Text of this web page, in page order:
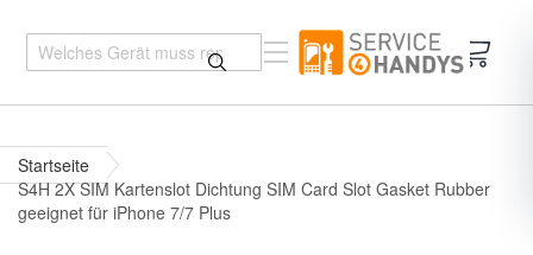
Startseite
S4H 2X SIM Kartenslot Dichtung SIM Card Slot Gasket Rubber
geeignet für iPhone 7/7 Plus